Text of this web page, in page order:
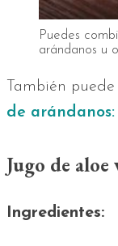
Puedes
arándanos u
También
de
Jugo de
Ingredientes: